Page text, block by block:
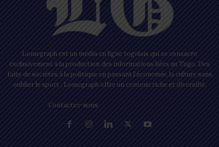
Lomegraph est un média en ligne togolais qui se consacre
exclusivement à la production des informations liées au Togo. Des
faits de sociétés à la politique en passant l’économie, la culture sans
oublier le sport ; Lomegraph offre un contenu riche et diversifié.
Contactez-nous: